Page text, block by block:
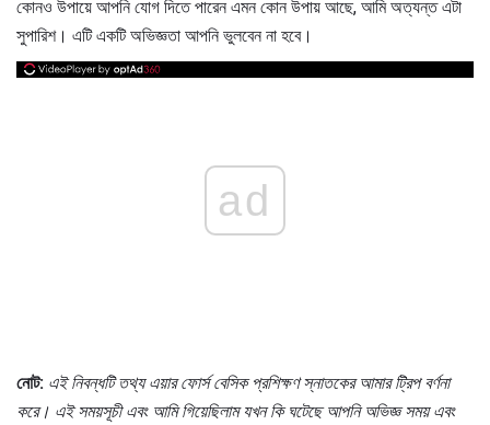
কোনও উপায়ে আপনি যোগ দিতে পারেন এমন কোন উপায় আছে, আমি অত্যন্ত এটা
সুপারিশ। এটি একটি অভিজ্ঞতা আপনি ভুলবেন না হবে।
ad
নোট: এই নিবন্ধটি তথ্য এয়ার ফোর্স বেসিক প্রশিক্ষণ স্নাতকের আমার ট্রিপ বর্ণনা
করে। এই সময়সূচী এবং আমি গিয়েছিলাম যখন কি ঘটেছে আপনি অভিজ্ঞ সময় এবং